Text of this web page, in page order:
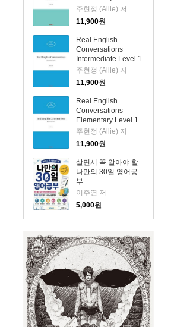
1
주현정 (Allie) 저
11,900원
Real English
Conversations
Intermediate Level 1
주현정 (Allie) 저
11,900원
Real English
Conversations
Elementary Level 1
주현정 (Allie) 저
11,900원
살면서 꼭 알아야 할
나만의 30일 영어공
부
이주연 저
5,000원